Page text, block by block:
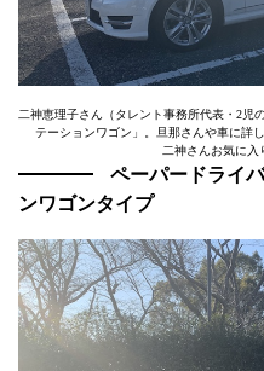
二神恵理子さん（タレント事務所代表・2児
テーションワゴン」。旦那さんや車に詳
二神さんお気に入
ペーパードライ
ンワゴンタイプ